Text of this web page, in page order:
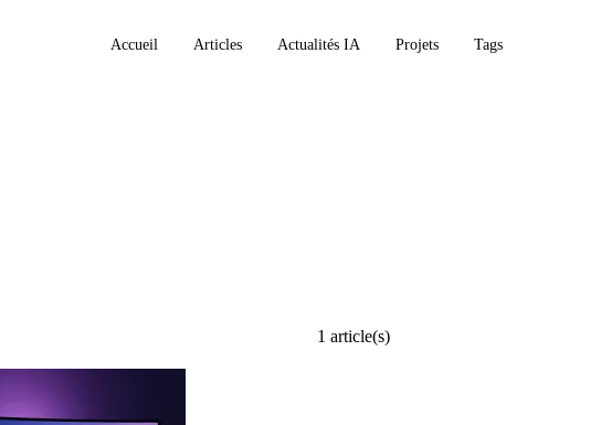
Accueil Articles Actualités IA Projets Tags
1 article(s)